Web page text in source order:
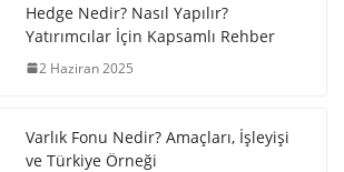
Hedge Nedir? Nasıl Yapılır?
Yatırımcılar İçin Kapsamlı Rehber
2 Haziran 2025
Varlık Fonu Nedir? Amaçları, İşleyişi
ve Türkiye Örneği